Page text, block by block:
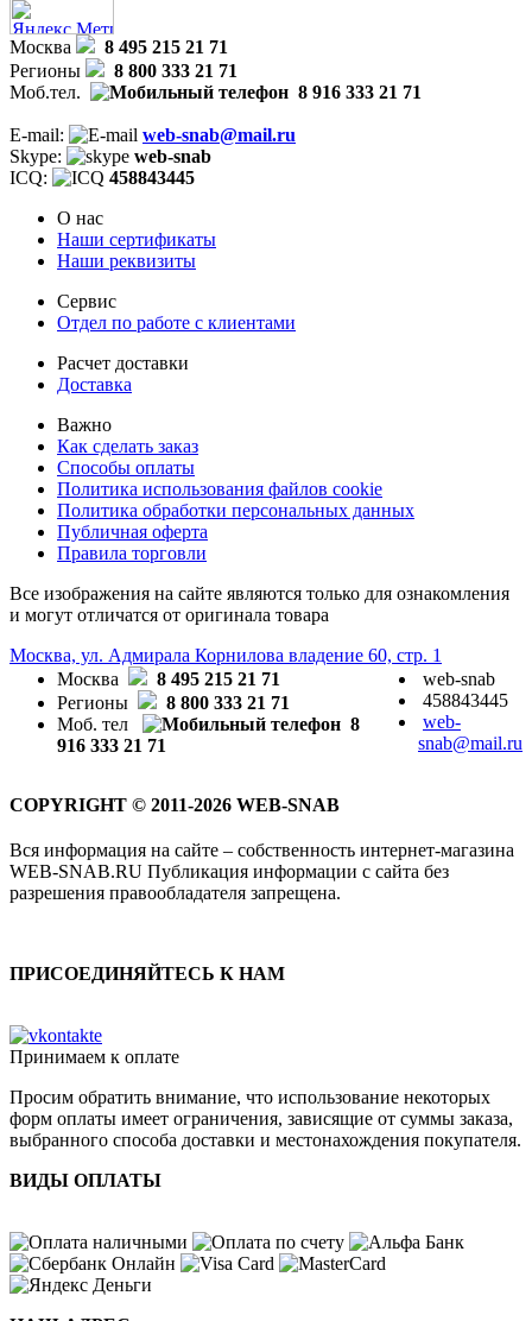
Москва
8 495 215 21 71
Регионы
8 800 333 21 71
Моб.тел.
8 916 333 21 71
E-mail:
web-snab@mail.ru
Skype:
web-snab
ICQ:
458843445
О нас
Наши сертификаты
Наши реквизиты
Сервис
Отдел по работе с клиентами
Расчет доставки
Доставка
Важно
Как сделать заказ
Способы оплаты
Политика использования файлов cookie
Политика обработки персональных данных
Публичная оферта
Правила торговли
Все изображения на сайте являются только для ознакомления
и могут отличатся от оригинала товара
Москва, ул. Адмирала Корнилова владение 60, стр. 1
Москва
8 495 215 21 71
Регионы
8 800 333 21 71
Моб. тел
8
916 333 21 71
web-snab
458843445
web-
snab@mail.ru
COPYRIGHT © 2011-2026 WEB-SNAB
Вся информация на сайте – собственность интернет-магазина
WEB-SNAB.RU Публикация информации с сайта без
разрешения правообладателя запрещена.
ПРИСОЕДИНЯЙТЕСЬ К НАМ
Принимаем к оплате
Просим обратить внимание, что использование некоторых
форм оплаты имеет ограничения, зависящие от суммы заказа,
выбранного способа доставки и местонахождения покупателя.
ВИДЫ ОПЛАТЫ